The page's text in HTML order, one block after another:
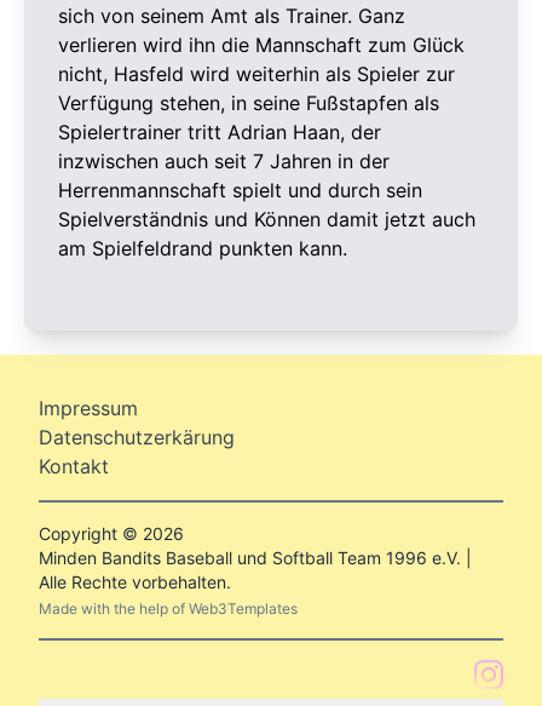
sich von seinem Amt als Trainer. Ganz
verlieren wird ihn die Mannschaft zum Glück
nicht, Hasfeld wird weiterhin als Spieler zur
Verfügung stehen, in seine Fußstapfen als
Spielertrainer tritt Adrian Haan, der
inzwischen auch seit 7 Jahren in der
Herrenmannschaft spielt und durch sein
Spielverständnis und Können damit jetzt auch
am Spielfeldrand punkten kann.
Impressum
Datenschutzerkärung
Kontakt
Copyright © 2026
Minden Bandits Baseball und Softball Team 1996 e.V. |
Alle Rechte vorbehalten.
Made with the help of Web3Templates